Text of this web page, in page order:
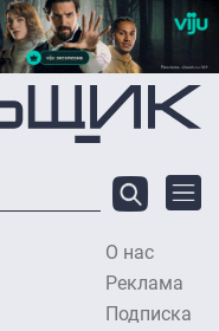
О нас
Реклама
Подписка